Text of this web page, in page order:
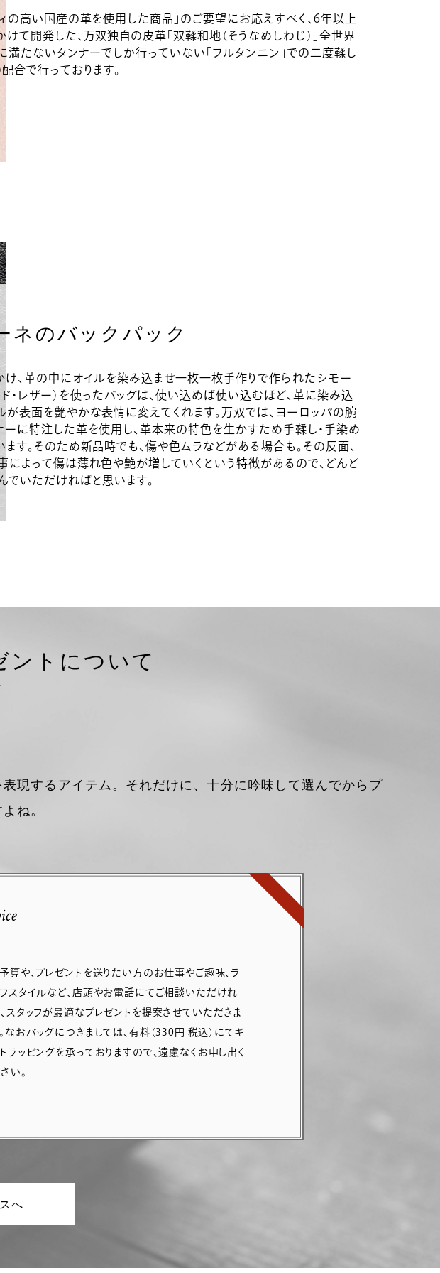
ィの高い国産の革を使用した商品」のご要望にお応えすべく、6年以上
けて開発した、万双独自の皮革「双鞣和地（そうなめしわじ）」全世界
満たないタンナーでしか行っていない「フルタンニン」での二度鞣し
合で行っております。
ネのバックパック
け、革の中にオイルを染み込ませ一枚一枚手作りで作られたシモー
ド・レザー）を使ったバッグは、使い込めば使い込むほど、革に染み込
が表面を艶やかな表情に変えてくれます。万双では、ヨーロッパの腕
ーに特注した革を使用し、革本来の特色を生かすため手鞣し・手染め
ます。そのため新品時でも、傷や色ムラなどがある場合も。その反面、
によって傷は薄れ色や艶が増していくという特徴があるので、どんど
でいただければと思います。
ントについて
現するアイテム。それだけに、十分に吟味して選んでからプ
ね。
算や、プレゼントを送りたい方のお仕事やご趣味、ラ
スタイルなど、店頭やお電話にてご相談いただけれ
スタッフが最適なプレゼントを提案させていただきま
なおバッグにつきましては、有料（330円 税込）にてギ
ラッピングを承っておりますので、遠慮なくお申し出く
い。
へ